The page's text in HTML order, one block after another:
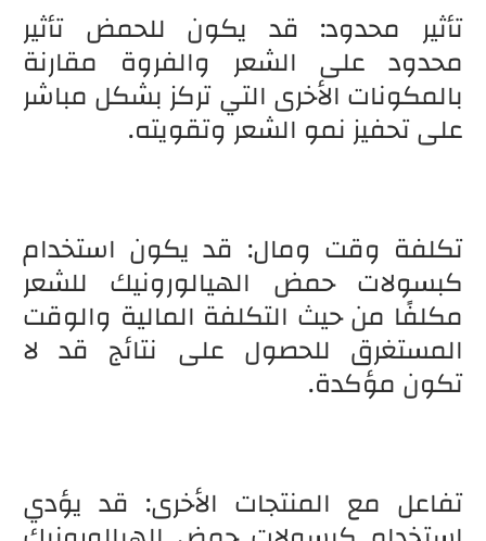
تأثير محدود: قد يكون للحمض تأثير
محدود على الشعر والفروة مقارنة
بالمكونات الأخرى التي تركز بشكل مباشر
على تحفيز نمو الشعر وتقويته.
تكلفة وقت ومال: قد يكون استخدام
كبسولات حمض الهيالورونيك للشعر
مكلفًا من حيث التكلفة المالية والوقت
المستغرق للحصول على نتائج قد لا
تكون مؤكدة.
تفاعل مع المنتجات الأخرى: قد يؤدي